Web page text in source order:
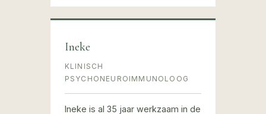
Ineke
KLINISCH
PSYCHONEUROIMMUNOLOOG
Ineke is al 35 jaar werkzaam in de